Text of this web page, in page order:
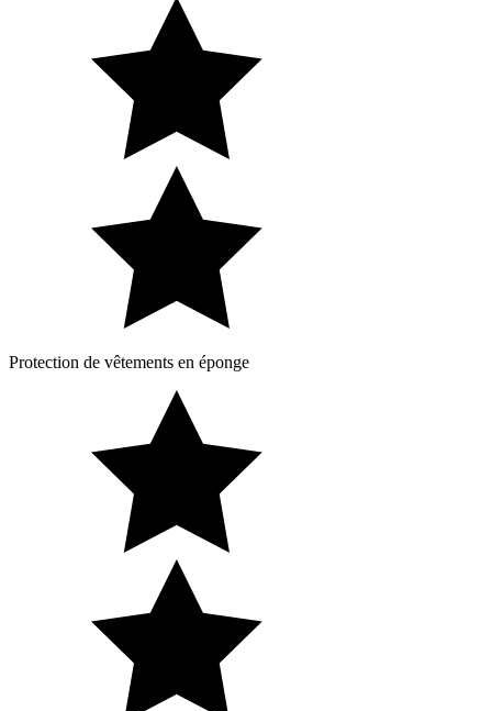
Protection de vêtements en éponge